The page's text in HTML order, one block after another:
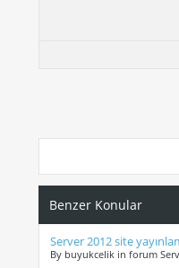
Benzer Konular
Server 2012 site
By buyukcelik in forum